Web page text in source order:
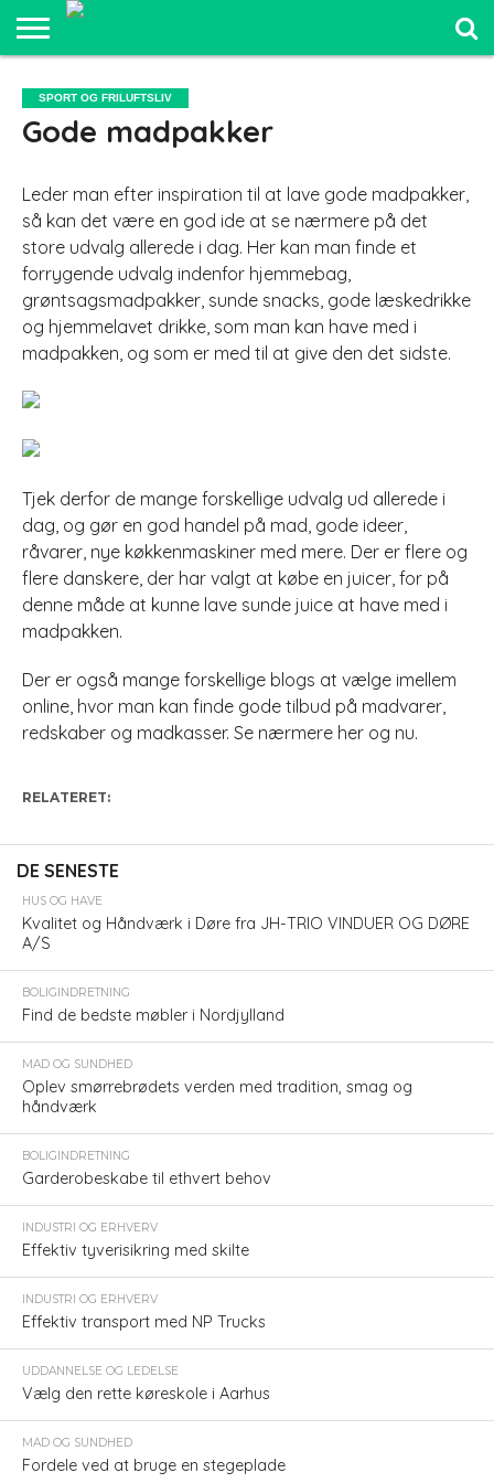
FRILUFTSLIV
COMPUTER
OG IT
OG
SJOV
ELEKTRONIK
MAD OG
SUNDHED
UDDANNELSE
OG LEDELSE
SPORT OG FRILUFTSLIV
Gode madpakker
Leder man efter inspiration til at lave gode madpakker,
så kan det være en god ide at se nærmere på det
store udvalg allerede i dag. Her kan man finde et
forrygende udvalg indenfor hjemmebag,
grøntsagsmadpakker, sunde snacks, gode læskedrikke
og hjemmelavet drikke, som man kan have med i
madpakken, og som er med til at give den det sidste.
Tjek derfor de mange forskellige udvalg ud allerede i
dag, og gør en god handel på mad, gode ideer,
råvarer, nye køkkenmaskiner med mere. Der er flere og
flere danskere, der har valgt at købe en juicer, for på
denne måde at kunne lave sunde juice at have med i
madpakken.
Der er også mange forskellige blogs at vælge imellem
online, hvor man kan finde gode tilbud på madvarer,
redskaber og madkasser. Se nærmere her og nu.
RELATERET:
DE SENESTE
HUS OG HAVE
Kvalitet og Håndværk i Døre fra JH-TRIO VINDUER OG DØRE
A/S
BOLIGINDRETNING
Find de bedste møbler i Nordjylland
MAD OG SUNDHED
Oplev smørrebrødets verden med tradition, smag og
håndværk
BOLIGINDRETNING
Garderobeskabe til ethvert behov
INDUSTRI OG ERHVERV
Effektiv tyverisikring med skilte
INDUSTRI OG ERHVERV
Effektiv transport med NP Trucks
UDDANNELSE OG LEDELSE
Vælg den rette køreskole i Aarhus
MAD OG SUNDHED
Fordele ved at bruge en stegeplade